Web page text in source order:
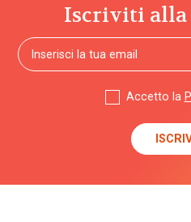
Iscriviti alla
Accetto la